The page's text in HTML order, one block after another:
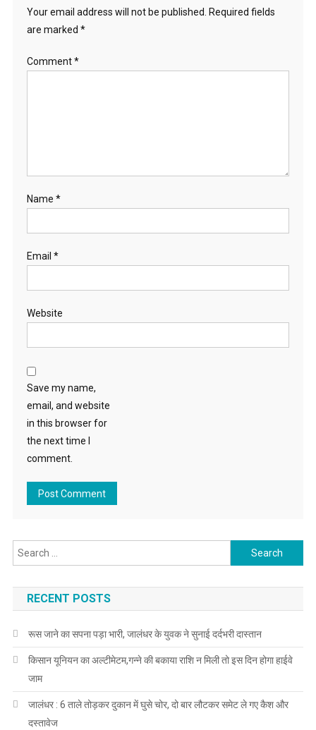
Your email address will not be published.
Required fields
are marked *
Comment*
Name *
Email *
Website
Save my name,
email, and website
in this browser for
the next time I
comment.
Search for:
RECENT POSTS
रूस जाने का सपना पड़ा भारी, जालंधर के युवक ने सुनाई दर्दभरी दास्तान
किसान यूनियन का अल्टीमेटम,गन्ने की बकाया राशि न मिली तो इस दिन होगा हाईवे
जाम
जालंधर : 6 ताले तोड़कर दुकान में घुसे चोर, दो बार लौटकर समेट ले गए कैश और
दस्तावेज